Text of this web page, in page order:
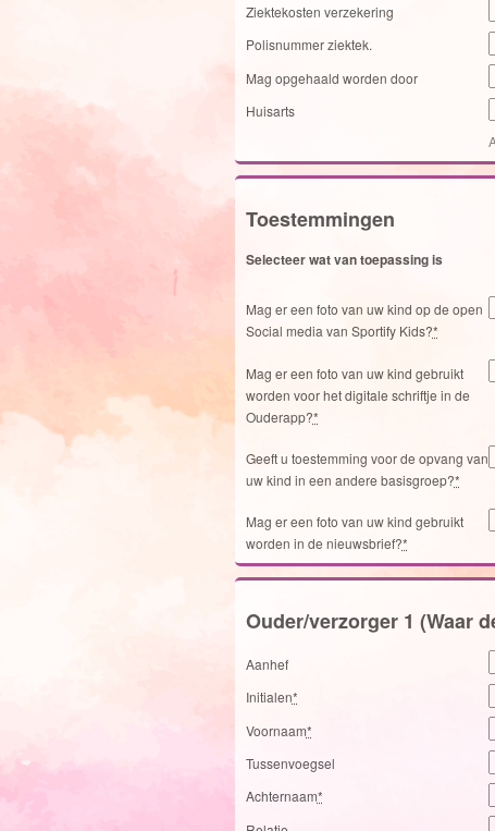
Ziektekosten verzekering
Polisnummer ziektek.
Mag opgehaald worden door
Huisarts
Toestemmingen
Selecteer wat van toepassing is
Mag er een foto van uw kind op de open
Social media van Sportify Kids?*
Mag er een foto van uw kind gebruikt
worden voor het digitale schriftje in de
Ouderapp?*
Geeft u toestemming voor de opvang van
uw kind in een andere basisgroep?*
Mag er een foto van uw kind gebruikt
worden in de nieuwsbrief?*
Ouder/verzorger 1 (Waar
Aanhef
Initialen*
Voornaam*
Tussenvoegsel
Achternaam*